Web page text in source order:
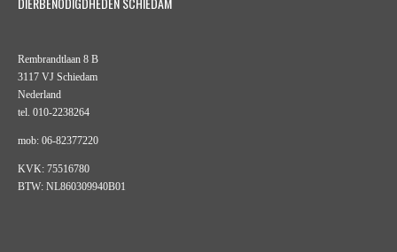
Rembrandtlaan 8 B
3117 VJ Schiedam
Nederland
tel. 010-2238264
mob: 06-82377220
KVK: 75516780
BTW: NL860309940B01